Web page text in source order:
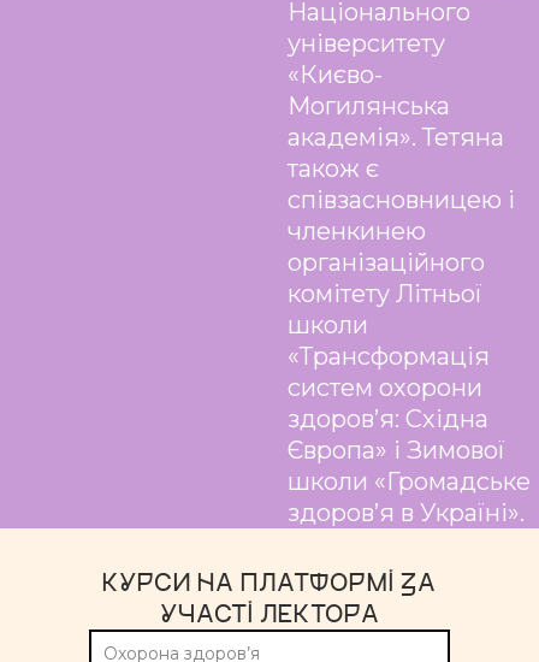
Національного
університету
«Києво-
Могилянська
академія». Тетяна
також є
співзасновницею і
членкинею
організаційного
комітету Літньої
школи
«Трансформація
систем охорони
здоров’я: Східна
Європа» і Зимової
школи «Громадське
здоров’я в Україні».
КУРСИ НА ПЛАТФОРМІ ЗА
УЧАСТІ ЛЕКТОРА
Охорона здоров’я